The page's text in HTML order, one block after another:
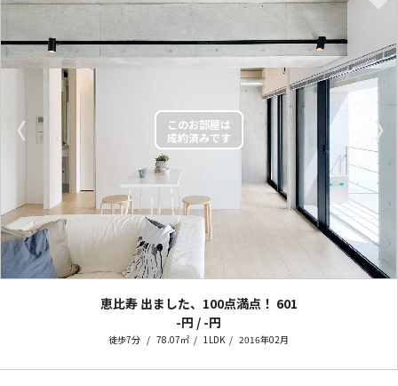
〈 〉
恵比寿 出ました、100点満点！ 601
-円 / -円
徒歩7分 78.07㎡ 1LDK 2016年02月